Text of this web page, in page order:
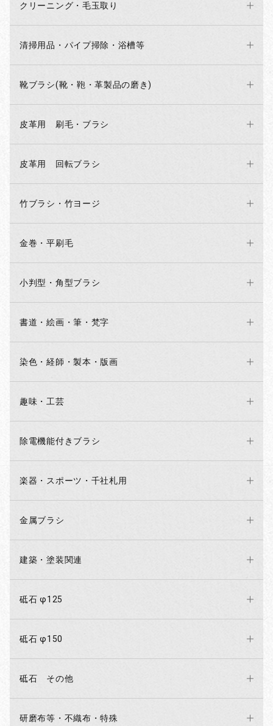
クリーニング・毛玉取り
清掃用品・パイプ掃除・浴槽等
靴ブラシ(靴・鞄・革製品の磨き)
皮革用 刷毛・ブラシ
皮革用 回転ブラシ
竹ブラシ・竹ヨージ
金巻・平刷毛
小判型・角型ブラシ
書道・絵画・筆・梵字
染色・経師・製本・版画
趣味・工芸
除電機能付きブラシ
楽器・スポーツ・千社札用
金属ブラシ
建築・塗装関連
砥石 φ125
砥石 φ150
砥石 その他
研磨布等・不織布・特殊
お買い物を続ける カートへ進む